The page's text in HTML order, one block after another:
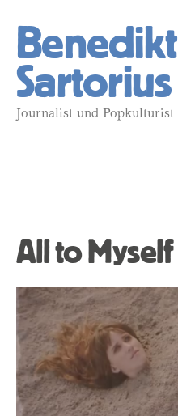
Benedikt
Sartorius
Journalist und Popkulturist
All to Myself